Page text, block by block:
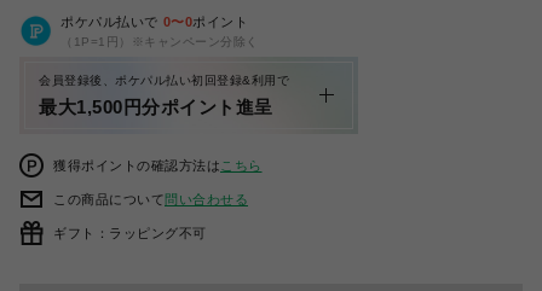
ポケパル払いで 0〜0ポイント
（1P=1円）※キャンペーン分除く
会員登録後、ポケパル払い初回登録&利用で
最大1,500円分ポイント進呈
獲得ポイントの確認方法は こちら
この商品について問い合わせる
ギフト：ラッピング不可